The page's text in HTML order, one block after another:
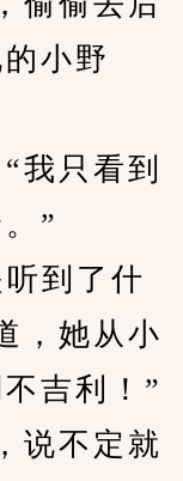
小野
只看到
”
到了什
，她从小
吉利！”
不定就